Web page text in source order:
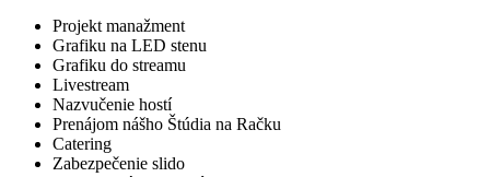
Projekt manažment
Grafiku na LED stenu
Grafiku do streamu
Livestream
Nazvučenie hostí
Prenájom nášho Štúdia na Račku
Catering
Zabezpečenie slido